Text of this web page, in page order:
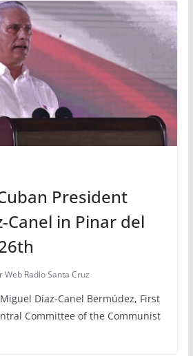
President
Canel in Pinar del
Web Radio Santa Cruz
Díaz-Canel Bermúdez, First
Committee of the Communist